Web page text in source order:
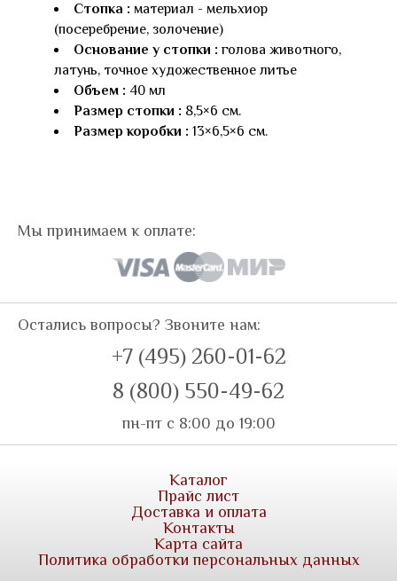
Стопка : материал - мельхиор
(посеребрение, золочение)
Основание у стопки : голова животного,
латунь, точное художественное литье
Объем : 40 мл
Размер стопки : 8,5×6 см.
Размер коробки : 13×6,5×6 см.
Мы принимаем к оплате:
Остались вопросы? Звоните нам:
+7 (495) 260-01-62
8 (800) 550-49-62
пн-пт с 8:00 до 19:00
Каталог
Прайс лист
Доставка и оплата
Контакты
Карта сайта
Политика обработки персональных данных